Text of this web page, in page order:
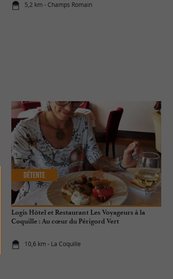
5,2 km - Champs Romain
Logis Hôtel et Restaurant Les Voyageurs à la
Coquille : Au cœur du Périgord Vert
10,6 km - La Coquille
Détente